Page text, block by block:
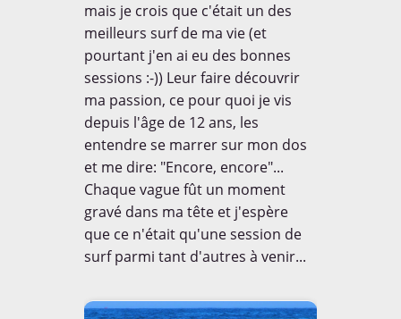
mais je crois que c'était un des
meilleurs surf de ma vie (et
pourtant j'en ai eu des bonnes
sessions :-)) Leur faire découvrir
ma passion, ce pour quoi je vis
depuis l'âge de 12 ans, les
entendre se marrer sur mon dos
et me dire: "Encore, encore"...
Chaque vague fût un moment
gravé dans ma tête et j'espère
que ce n'était qu'une session de
surf parmi tant d'autres à venir...